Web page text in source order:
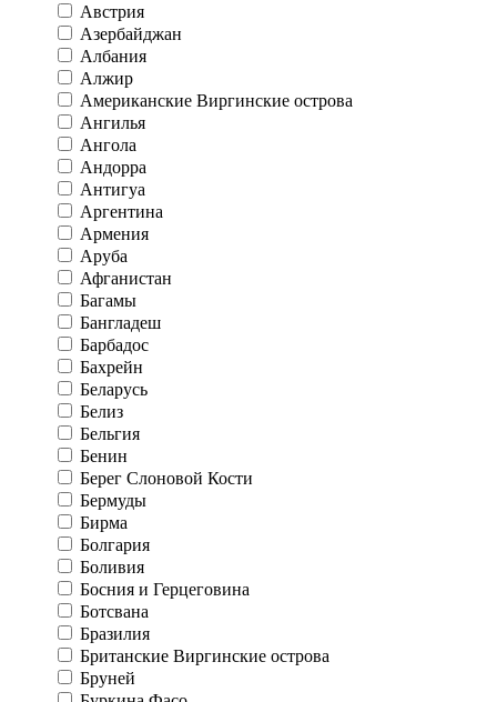
Австрия
Азербайджан
Албания
Алжир
Американские Виргинские острова
Ангилья
Ангола
Андорра
Антигуа
Аргентина
Армения
Аруба
Афганистан
Багамы
Бангладеш
Барбадос
Бахрейн
Беларусь
Белиз
Бельгия
Бенин
Берег Слоновой Кости
Бермуды
Бирма
Болгария
Боливия
Босния и Герцеговина
Ботсвана
Бразилия
Британские Виргинские острова
Бруней